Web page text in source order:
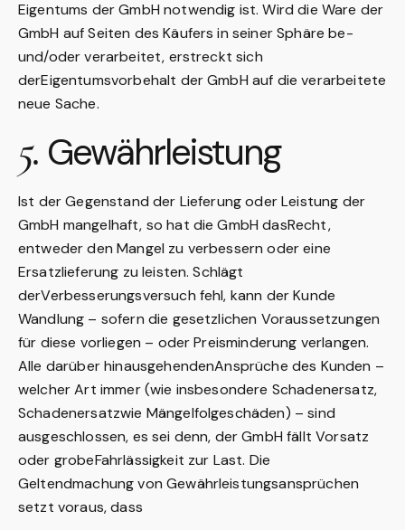
Eigentums der GmbH notwendig ist. Wird die Ware der
GmbH auf Seiten des Käufers in seiner Sphäre be-
und/oder verarbeitet, erstreckt sich
derEigentumsvorbehalt der GmbH auf die verarbeitete
neue Sache.
5. Gewährleistung
Ist der Gegenstand der Lieferung oder Leistung der
GmbH mangelhaft, so hat die GmbH dasRecht,
entweder den Mangel zu verbessern oder eine
Ersatzlieferung zu leisten. Schlägt
derVerbesserungsversuch fehl, kann der Kunde
Wandlung – sofern die gesetzlichen Voraussetzungen
für diese vorliegen – oder Preisminderung verlangen.
Alle darüber hinausgehendenAnsprüche des Kunden –
welcher Art immer (wie insbesondere Schadenersatz,
Schadenersatzwie Mängelfolgeschäden) – sind
ausgeschlossen, es sei denn, der GmbH fällt Vorsatz
oder grobeFahrlässigkeit zur Last. Die
Geltendmachung von Gewährleistungsansprüchen
setzt voraus, dass